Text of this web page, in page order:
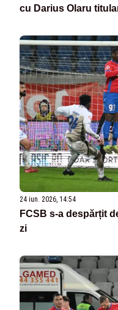
cu Darius Olaru
24 iun. 2026, 14:54
FCSB s-a despărțit
zi